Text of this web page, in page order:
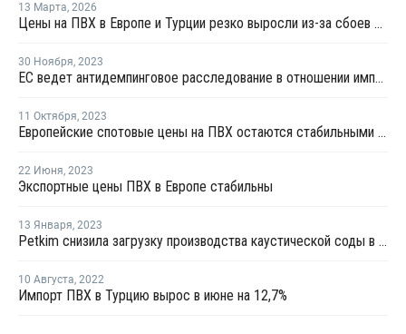
13 Марта, 2026
Цены на ПВХ в Европе и Турции резко выросли из-за сбоев в цепочке поставок и увеличения производственных затрат
30 Ноября, 2023
ЕС ведет антидемпинговое расследование в отношении импорта ПВХ из США и Египта
11 Октября, 2023
Европейские спотовые цены на ПВХ остаются стабильными на фоне слабого спроса в Турции
22 Июня, 2023
Экспортные цены ПВХ в Европе стабильны
13 Января, 2023
Petkim снизила загрузку производства каустической соды в Алиаге
10 Августа, 2022
Импорт ПВХ в Турцию вырос в июне на 12,7%